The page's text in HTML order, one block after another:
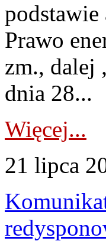
Prawo
zm., dalej
dnia 28...
Więcej...
21 lipca